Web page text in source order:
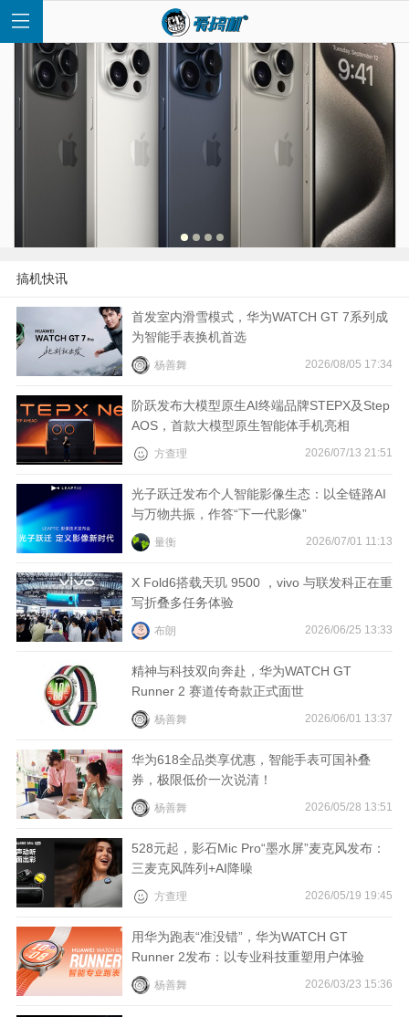
评
测
视
频
科
普
体
题
搞机快讯
首发室内滑雪模式，华为WATCH GT 7系列成
为智能手表换机首选
杨善舞 2026/08/05 17:34
阶跃发布大模型原生AI终端品牌STEPX及Step
AOS，首款大模型原生智能体手机亮相
方查理 2026/07/13 21:51
光子跃迁发布个人智能影像生态：以全链路AI
与万物共振，作答“下一代影像”
量衡 2026/07/01 11:13
X Fold6搭载天玑 9500 ，vivo 与联发科正在重
写折叠多任务体验
布朗 2026/06/25 13:33
精神与科技双向奔赴，华为WATCH GT
Runner 2 赛道传奇款正式面世
杨善舞 2026/06/01 13:37
华为618全品类享优惠，智能手表可国补叠
券，极限低价一次说清！
杨善舞 2026/05/28 13:51
528元起，影石Mic Pro“墨水屏”麦克风发布：
三麦克风阵列+AI降噪
方查理 2026/05/19 19:45
用华为跑表“准没错”，华为WATCH GT
Runner 2发布：以专业科技重塑用户体验
杨善舞 2026/03/23 15:36